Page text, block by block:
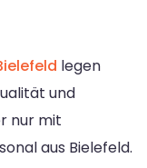
legen
und
nur mit
aus Bielefeld.